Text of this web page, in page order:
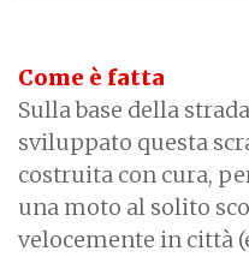
Come è fatta
Sulla base della
sviluppato questa
costruita con cura,
una moto al solito
velocemente in città